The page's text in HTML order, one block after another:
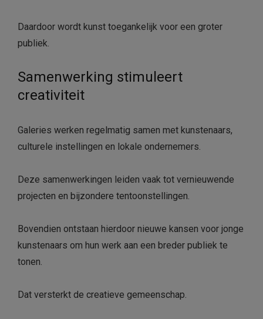
Daardoor wordt kunst toegankelijk voor een groter
publiek.
Samenwerking stimuleert
creativiteit
Galeries werken regelmatig samen met kunstenaars,
culturele instellingen en lokale ondernemers.
Deze samenwerkingen leiden vaak tot vernieuwende
projecten en bijzondere tentoonstellingen.
Bovendien ontstaan hierdoor nieuwe kansen voor jonge
kunstenaars om hun werk aan een breder publiek te
tonen.
Dat versterkt de creatieve gemeenschap.